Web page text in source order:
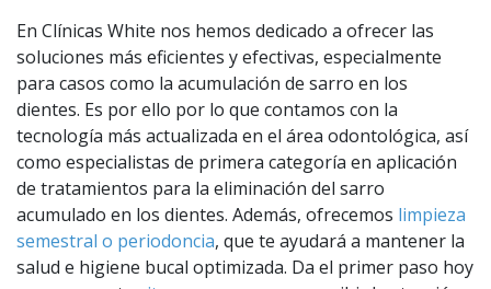
En Clínicas White nos hemos dedicado a ofrecer las
soluciones más eficientes y efectivas, especialmente
para casos como la acumulación de sarro en los
dientes. Es por ello por lo que contamos con la
tecnología más actualizada en el área odontológica, así
como especialistas de primera categoría en aplicación
de tratamientos para la eliminación del sarro
acumulado en los dientes. Además, ofrecemos limpieza
semestral o periodoncia, que te ayudará a mantener la
salud e higiene bucal optimizada. Da el primer paso hoy